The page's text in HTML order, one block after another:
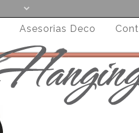
Asesorias Deco